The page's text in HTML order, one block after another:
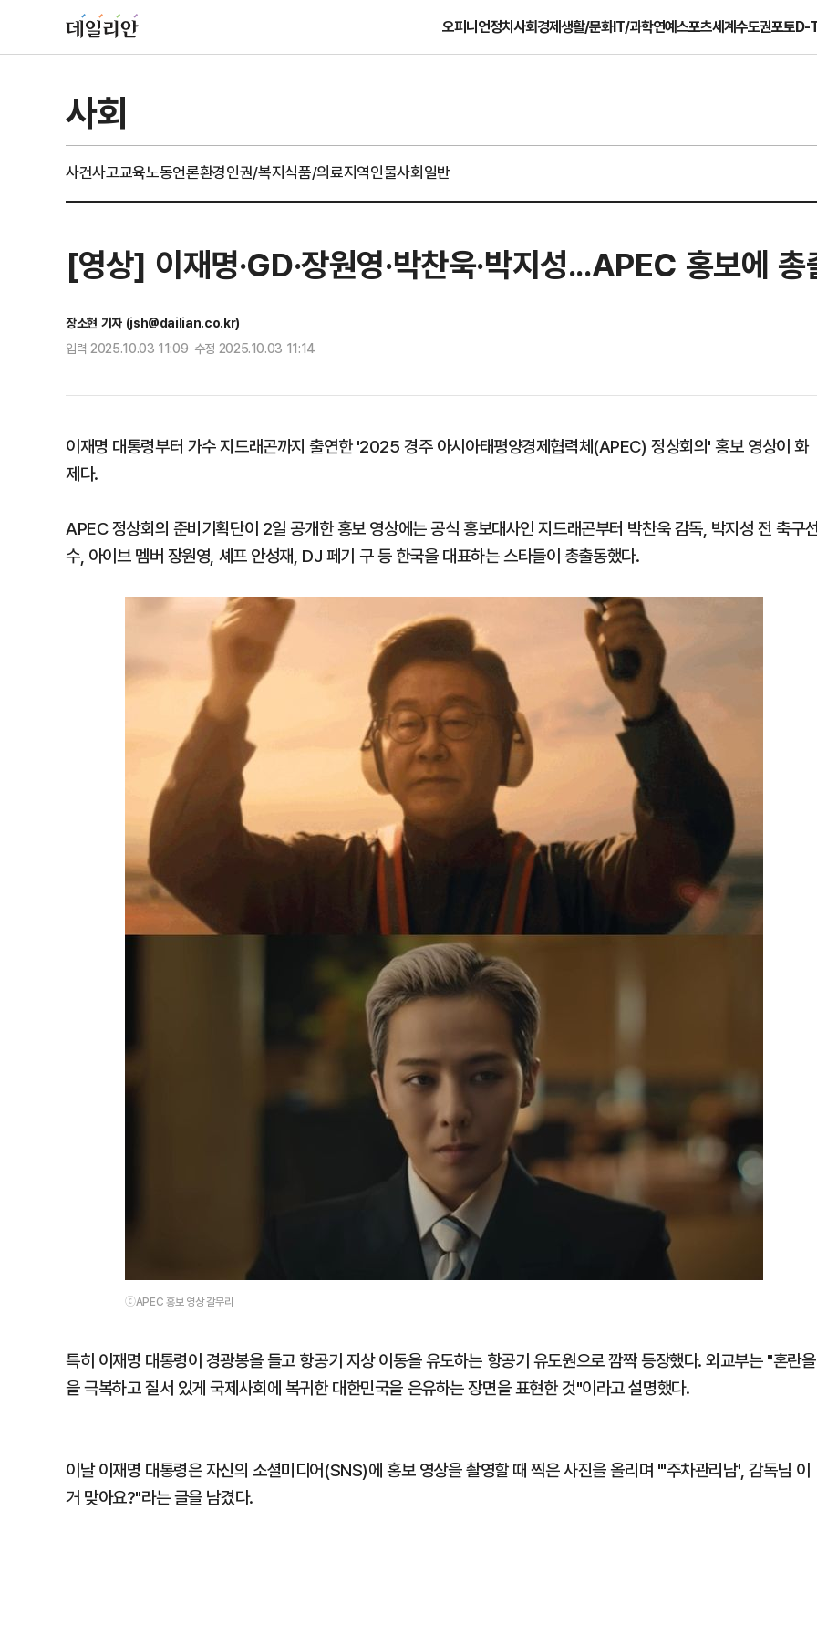
오피니언정치사회경제생활/문화IT/과학연예스포츠세계수도권포토D-
사회
사건사고교육노동언론환경인권/복지식품/의료지역인물사회일반
[영상] 이재명·GD·장원영·박찬욱·박지성...APEC 홍보에 총
장소현 기자 (jsh@dailian.co.kr)
입력 2025.10.03 11:09 수정 2025.10.03 11:14
이재명 대통령부터 가수 지드래곤까지 출연한 '2025 경주 아시아태평양경제협력체(APEC) 정상회의' 홍보 영상이 화
제다.
APEC 정상회의 준비기획단이 2일 공개한 홍보 영상에는 공식 홍보대사인 지드래곤부터 박찬욱 감독, 박지성 전 축구
수, 아이브 멤버 장원영, 셰프 안성재, DJ 페기 구 등 한국을 대표하는 스타들이 총출동했다.
ⓒAPEC 홍보 영상 갈무리
특히 이재명 대통령이 경광봉을 들고 항공기 지상 이동을 유도하는 항공기 유도원으로 깜짝 등장했다. 외교부는 "혼란을
을 극복하고 질서 있게 국제사회에 복귀한 대한민국을 은유하는 장면을 표현한 것"이라고 설명했다.
이날 이재명 대통령은 자신의 소셜미디어(SNS)에 홍보 영상을 촬영할 때 찍은 사진을 올리며 "'주차관리남', 감독님 이
거 맞아요?"라는 글을 남겼다.